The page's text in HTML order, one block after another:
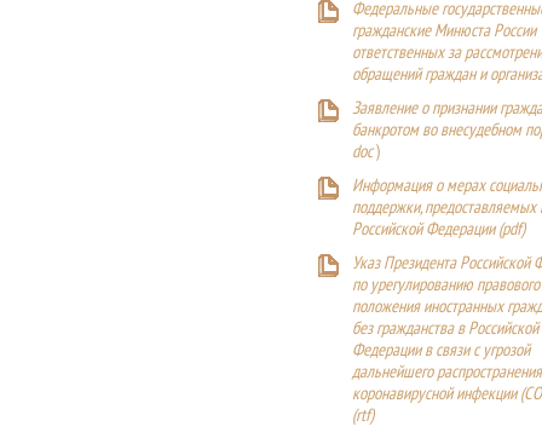
Федеральные
гражданские Минюста России
ответственных за
обращений граждан и
Заявление о признании
банкротом во внесудебном
doc)
Информация о мерах
поддержки,
Российской Федерации (pdf)
Указ Президента Российской
по урегулированию правового
положения иностранных
без гражданства в Российской
Федерации в связи с угрозой
дальнейшего
коронавирусной инфекции
(rtf)